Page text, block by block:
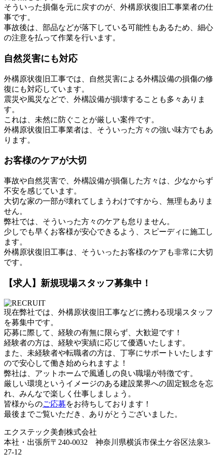
そういった損傷を元に戻すのが、外構原状復旧工事業者の仕
事です。
事故後は、部品などが落下している可能性もあるため、細心
の注意を払って作業を行います。
自然災害にも対応
外構原状復旧工事では、自然災害による外構設備の損傷の修
復にも対応しています。
震災や風災などで、外構設備が損壊することも多々ありま
す。
これは、未然に防ぐことが厳しい案件です。
外構原状復旧工事業者は、そういった方々の強い味方でもあ
ります。
お客様のケアが大切
事故や自然災害で、外構設備が損傷した方々は、少なからず
不安を感じています。
大切な家の一部が壊れてしまうわけですから、無理もありま
せん。
弊社では、そういった方々のケアも怠りません。
少しでも早くお客様が安心できるよう、スピーディに施工し
ます。
外構原状復旧工事は、そういったお客様のケアも非常に大切
です。
【求人】新規現場スタッフ募集中！
現在弊社では、外構原状復旧工事などに携わる現場スタッフ
を募集中です。
応募に際して、経験の有無に限らず、大歓迎です！
経験者の方は、経験や実績に応じて優遇いたします。
また、未経験者や転職者の方は、丁寧にサポートいたします
ので安心して働き始められますよ！
弊社は、アットホームで風通しの良い職場が特徴です。
厳しい環境というイメージのある建設業界への固定観念を忘
れ、みんなで楽しく仕事しましょう。
皆様からのご応募をお待ちしております！
最後までご覧いただき、ありがとうございました。
エクステック美創株式会社
本社・出張所〒240-0032 神奈川県横浜市保土ケ谷区法泉3-
27-12